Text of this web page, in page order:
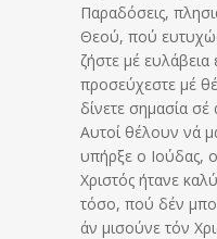
Παραδόσεις,
Θεού, πού
ζήστε μέ ευλάβεια
προσεύχεστε μέ
δίνετε σημασία
Αυτοί θέλουν νά
υπήρξε ο Ιούδας,
Χριστός ήτανε
τόσο, πού δέν
άν μισούνε τόν